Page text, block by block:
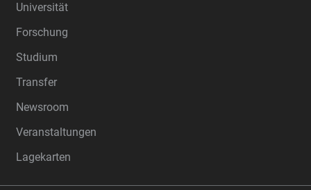
Universität
Forschung
Studium
Transfer
Newsroom
Veranstaltungen
Lagekarten